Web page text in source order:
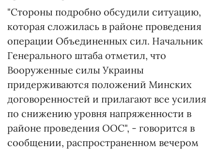
"Стороны подробно обсудили ситуацию,
которая сложилась в районе проведения
операции Объединенных сил. Начальник
Генерального штаба отметил, что
Вооруженные силы Украины
придерживаются положений Минских
договоренностей и прилагают все усилия
по снижению уровня напряженности в
районе проведения ООС", - говорится в
сообщении, распространенном вечером